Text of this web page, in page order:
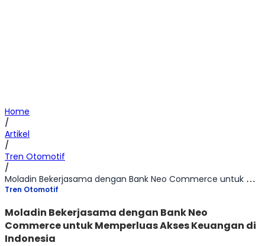
Home
/
Artikel
/
Tren Otomotif
/
Moladin Bekerjasama dengan Bank Neo Commerce untuk Memperluas Akses Keuangan di Indonesia
Tren Otomotif
Moladin Bekerjasama dengan Bank Neo
Commerce untuk Memperluas Akses Keuangan di
Indonesia